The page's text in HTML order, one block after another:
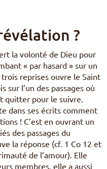
?
la volonté de Dieu pour
« par hasard » sur un
trois reprises ouvre le Saint
sur l’un des passages où
quitter pour le suivre.
dans ses écrits comment
! C’est en ouvrant un
des passages du
la réponse (cf. 1 Co 12 et
de l’amour). Elle
membres, elle a aussi